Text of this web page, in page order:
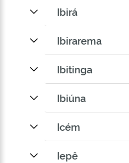
Ibirá
Ibirarema
Ibitinga
Ibiúna
Icém
Iepê